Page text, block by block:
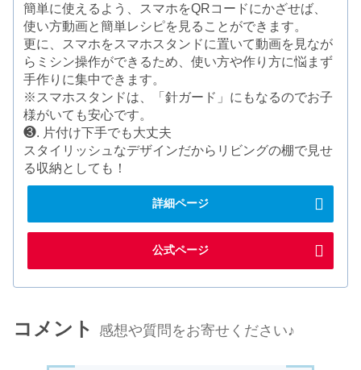
簡単に使えるよう、スマホをQRコードにかざせば、
使い方動画と簡単レシピを見ることができます。
更に、スマホをスマホスタンドに置いて動画を見なが
らミシン操作ができるため、使い方や作り方に悩まず
手作りに集中できます。
※スマホスタンドは、「針ガード」にもなるのでお子
様がいても安心です。
❸. 片付け下手でも大丈夫
スタイリッシュなデザインだからリビングの棚で見せ
る収納としても！
詳細ページ
公式ページ
コメント 感想や質問をお寄せください♪